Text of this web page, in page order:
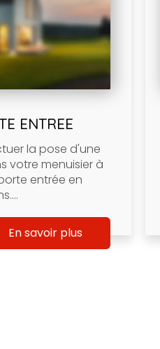
ENTREE
la pose d'une
votre menuisier à
entrée en
En savoir plus